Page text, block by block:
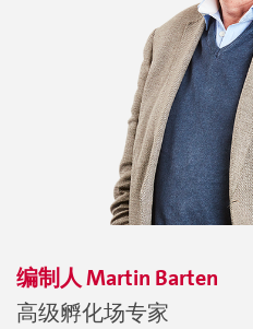
编制人Martin Barten
高级孵化场专家